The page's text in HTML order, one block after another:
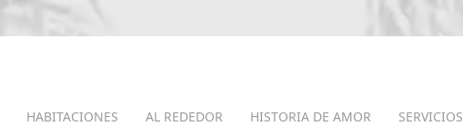
HABITACIONES AL REDEDOR HISTORIA DE AMOR SERVICIOS